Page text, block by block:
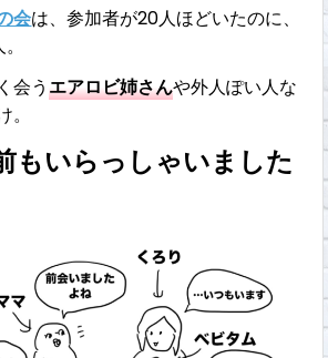
会は、参加者が20人ほどいたのに、
会うエアロビ姉さんや外人ぽい人な
もいらっしゃいました